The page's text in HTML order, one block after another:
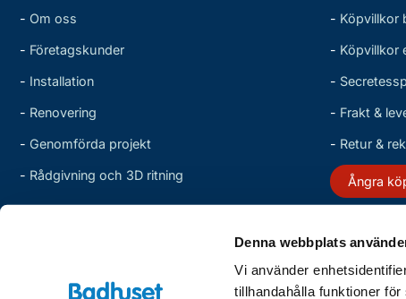
Denna webbplats
Vi använder
tillhandahålla funktioner
- Om oss
- Företagskunder
- Installation
- Renovering
- Genomförda projekt
- Rådgivning och 3D ritning
- Köpvillkor
- Köpvillkor
-
- Frakt &
- Retur &
Ångra